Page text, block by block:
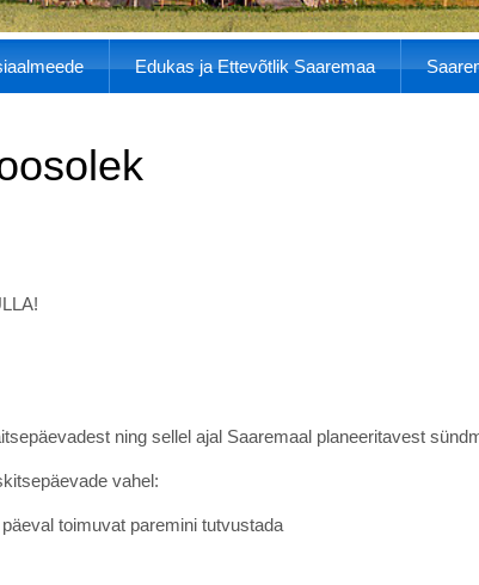
Edukas ja Ettevõtlik Saaremaa
ning sellel ajal Saaremaal planeeritavest
vahel:
toimuvat paremini tutvustada